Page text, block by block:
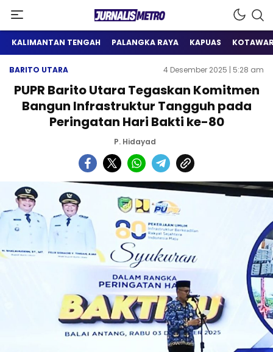
Jurnalis Metro
Satu Wadah Informasi
KALIMANTAN TENGAH PALANGKA RAYA KAPUAS
BARITO UTARA 4 Desember 2025 | 5:28 am
PUPR Barito Utara Tegaskan Komitmen
Bangun Infrastruktur Tangguh pada
Peringatan Hari Bakti ke-80
P. Hidayad